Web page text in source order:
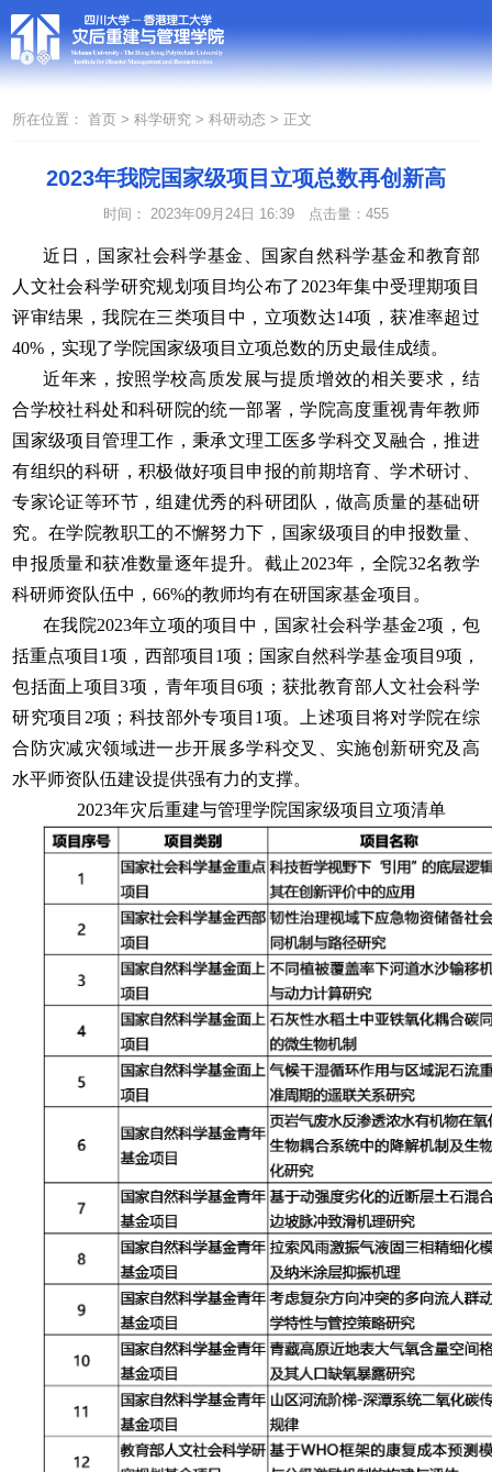
所在位置： 首页 >科学研究 >科研动态 > 正文
2023年我院国家级项目立项总数再创新高
时间： 2023年09月24日 16:39 点击量： 455
近日，国家社会科学基金、国家自然科学基金和教育部
人文社会科学研究规划项目均公布了2023年集中受理期项目
评审结果，我院在三类项目中，立项数达14项，获准率超过
40%，实现了学院国家级项目立项总数的历史最佳成绩。
近年来，按照学校高质发展与提质增效的相关要求，结
合学校社科处和科研院的统一部署，学院高度重视青年教师
国家级项目管理工作，秉承文理工医多学科交叉融合，推进
有组织的科研，积极做好项目申报的前期培育、学术研讨、
专家论证等环节，组建优秀的科研团队，做高质量的基础研
究。在学院教职工的不懈努力下，国家级项目的申报数量、
申报质量和获准数量逐年提升。截止2023年，全院32名教学
科研师资队伍中，66%的教师均有在研国家基金项目。
在我院2023年立项的项目中，国家社会科学基金2项，包
括重点项目1项，西部项目1项；国家自然科学基金项目9项，
包括面上项目3项，青年项目6项；获批教育部人文社会科学
研究项目2项；科技部外专项目1项。上述项目将对学院在综
合防灾减灾领域进一步开展多学科交叉、实施创新研究及高
水平师资队伍建设提供强有力的支撑。
2023年灾后重建与管理学院国家级项目立项清单